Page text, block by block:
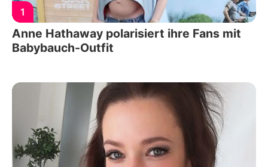
1
Anne Hathaway polarisiert ihre Fans mit
Babybauch-Outfit